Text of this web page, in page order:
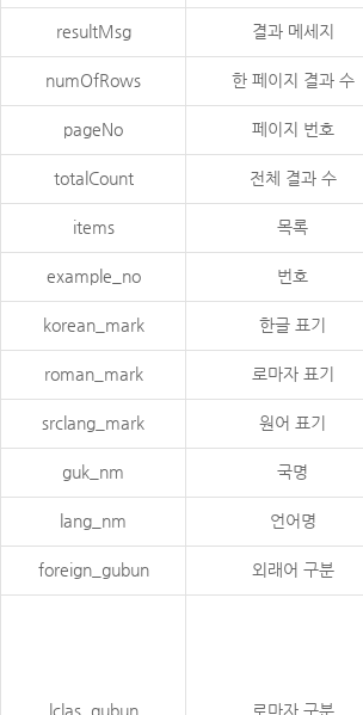
resultMsg 결과 메세지
numOfRows 한 페이지 결과 수
pageNo 페이지 번호
totalCount 전체 결과 수
items 목록
example_no 번호
korean_mark 한글 표기
roman_mark 로마자 표기
srclang_mark 원어 표기
guk_nm 국명
lang_nm 언어명
foreign_gubun 외래어 구분
lclas_gubun 로마자 구분